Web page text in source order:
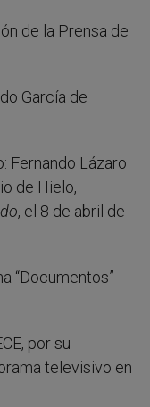
de la Prensa de
García de
Fernando Lázaro
de Hielo,
, el 8 de abril de
“Documentos”
por su
televisivo en